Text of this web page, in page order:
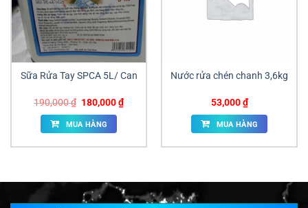
Sữa Rửa Tay SPCA 5L/ Can
190,000₫ Giá
là:
190,000 ₫.
180,000₫Giá
hiện
MUA HÀNG
Nước rửa chén chanh 3,6kg
53,000₫
MUA HÀNG